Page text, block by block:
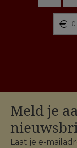
Meld je
Laat je e-